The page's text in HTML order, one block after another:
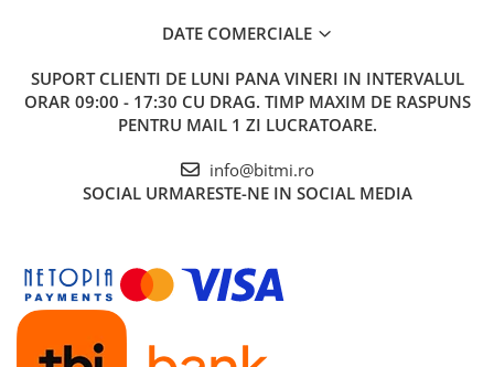
DATE COMERCIALE
SUPORT CLIENTI DE LUNI PANA VINERI IN INTERVALUL
ORAR 09:00 - 17:30 CU DRAG. TIMP MAXIM DE RASPUNS
PENTRU MAIL 1 ZI LUCRATOARE.
info@bitmi.ro
SOCIAL URMARESTE-NE IN SOCIAL MEDIA